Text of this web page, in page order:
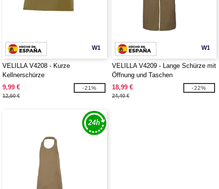
W1
VELILLA V4208 - Kurze
Kellnerschürze
9,99 €
12,60 €
-21%
W1
VELILLA V4209 - Lange Schürze mit
Öffnung und Taschen
18,99 €
24,40 €
-22%